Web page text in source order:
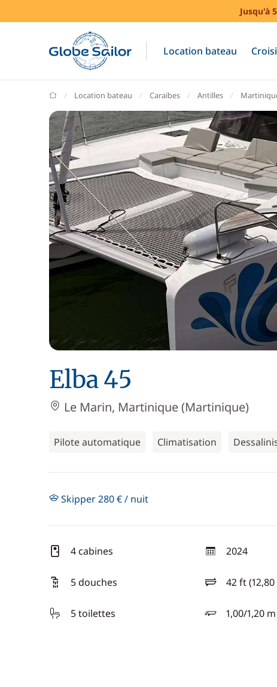
Jusqu'à
Location bateau
GlobeSailor
Location bateau Caraïbes Antilles
Elba 45
Le Marin, Martinique (Martinique)
Pilote automatique Climatisation
Skipper 280 € / nuit
4 cabines 2024
année
5 douches
42 ft
longueur
5 toilettes
1,00/1,20 m
tirant d'eau